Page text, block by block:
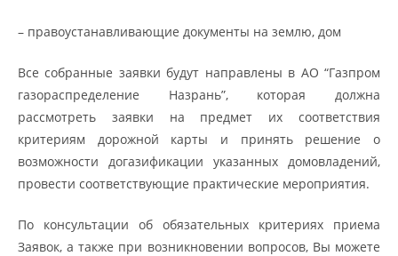
– правоустанавливающие документы на землю, дом
Все собранные заявки будут направлены в АО “Газпром
газораспределение Назрань”, которая должна
рассмотреть заявки на предмет их соответствия
критериям дорожной карты и принять решение о
возможности догазификации указанных домовладений,
провести соответствующие практические мероприятия.
По консультации об обязательных критериях приема
Заявок, а также при возникновении вопросов, Вы можете